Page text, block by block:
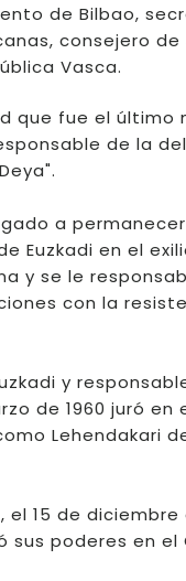
de Bilbao,
consejero
Vasca.
que fue el último
de la
a
Euzkadi en el
y se le
con la
y
de 1960 juró
Lehendakari
15 de diciembre
poderes en el